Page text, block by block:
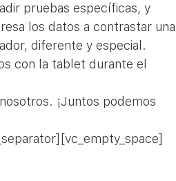
pruebas específicas, y
los datos a contrastar una
diferente y especial.
con la tablet durante el
¡Juntos podemos